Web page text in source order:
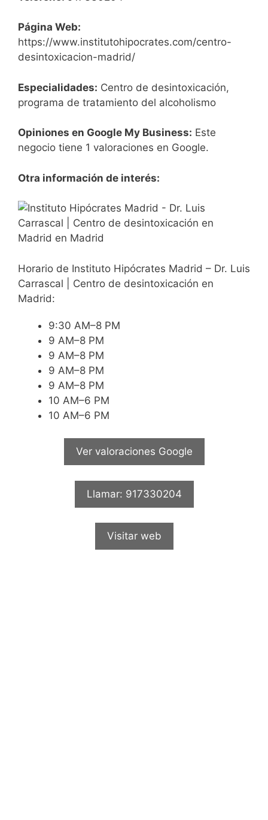
Página Web:
https://www.institutohipocrates.com/centro-
desintoxicacion-madrid/
Especialidades: Centro de desintoxicación,
programa de tratamiento del alcoholismo
Opiniones en Google My Business: Este
negocio tiene 1 valoraciones en Google.
Otra información de interés:
Horario de Instituto Hipócrates Madrid – Dr. Luis
Carrascal | Centro de desintoxicación en
Madrid:
9:30 AM–8 PM
9 AM–8 PM
9 AM–8 PM
9 AM–8 PM
9 AM–8 PM
10 AM–6 PM
10 AM–6 PM
Ver valoraciones Google
Llamar: 917330204
Visitar web